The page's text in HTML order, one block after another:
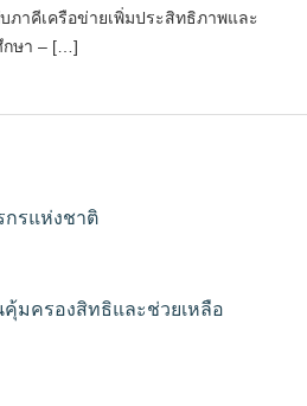
ภาคีเครือข่ายเพิ่มประสิทธิภาพและ
กษา – […]
กรแห่งชาติ
มครองสิทธิและช่วยเหลือ